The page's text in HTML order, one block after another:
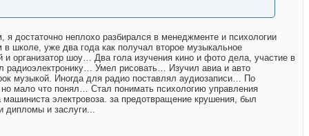
я достаточно неплохо разбирался в менеджменте и психологии
школе, уже два года как получал второе музыкальное
организатор шоу… Два гола изучения кино и фото дела, участие в
радиоэлектронику… Умел рисовать… Изучил авиа и авто
музыкой. Иногда для радио поставлял аудиозаписи… По
мало что понял… Стал понимать психологию управления
электровоза. за предотвращение крушения, был
дипломы и заслуги...